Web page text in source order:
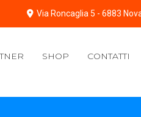
Via Roncaglia 5 - 6883
SHOP CONTATTI